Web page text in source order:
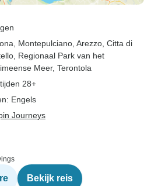
, Montepulciano , Arezzo , Citta di
, Regionaal Park van het
Meer, Terontola
28+
Engels
Journeys
Bekijk reis